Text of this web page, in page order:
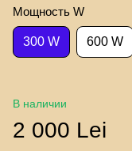
Мощность W
300 W 600 W
В наличии
2 000 Lei